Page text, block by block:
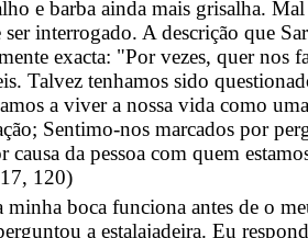
e barba ainda mais grisalha.
ser interrogado. A descrição que
exacta: "Por vezes, quer nos
Talvez tenhamos sido
a viver a nossa vida como
Sentimo-nos marcados por
causa da pessoa com quem
120)
minha boca funciona antes de o
a estalajadeira. Eu